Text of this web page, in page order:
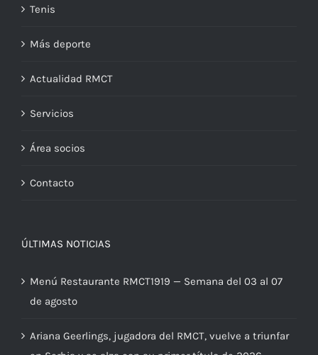
Tenis
Más deporte
Actualidad RMCT
Servicios
Área socios
Contacto
ÚLTIMAS NOTICIAS
Menú Restaurante RMCT1919 — Semana del 03 al 07
de agosto
Ariana Geerlings, jugadora del RMCT, vuelve a triunfar